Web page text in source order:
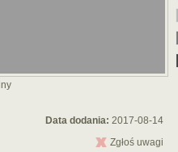
Data dodania: 2017-08-14
Zgłoś uwagi